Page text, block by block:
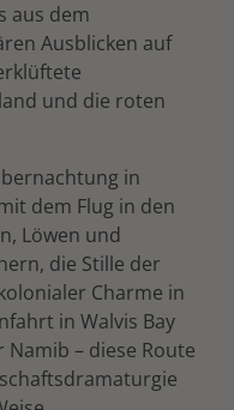
aus dem
Ausblicken auf
und die roten
in
dem Flug in den
Löwen und
die Stille der
Charme in
in Walvis Bay
– diese Route